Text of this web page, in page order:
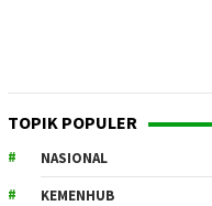
TOPIK POPULER
NASIONAL
KEMENHUB